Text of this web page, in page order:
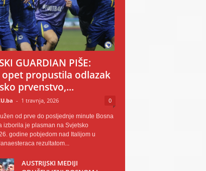
GUARDIAN PIŠE:
propustila odlazak
prvenstvo,...
- 1 travnja, 2026 0
od prve do posljednje minute Bosna
izborila je plasman na Svjetsko
godine pobjedom nad Italijom u
rezultatom...
AUSTRIJSKI MEDIJI